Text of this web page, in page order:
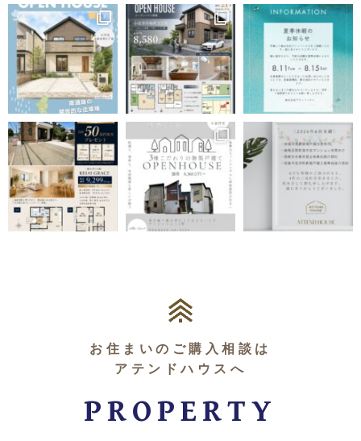
お住まいのご購入相談は
アテンドハウスへ
PROPERTY